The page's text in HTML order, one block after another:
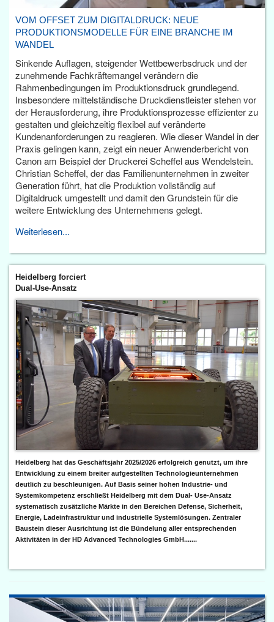
VOM OFFSET ZUM DIGITALDRUCK: NEUE
PRODUKTIONSMODELLE FÜR EINE BRANCHE IM
WANDEL
Sinkende Auflagen, steigender Wettbewerbsdruck und der
zunehmende Fachkräftemangel verändern die
Rahmenbedingungen im Produktionsdruck grundlegend.
Insbesondere mittelständische Druckdienstleister stehen vor
der Herausforderung, ihre Produktionsprozesse effizienter zu
gestalten und gleichzeitig flexibel auf veränderte
Kundenanforderungen zu reagieren. Wie dieser Wandel in der
Praxis gelingen kann, zeigt ein neuer Anwenderbericht von
Canon am Beispiel der Druckerei Scheffel aus Wendelstein.
Christian Scheffel, der das Familienunternehmen in zweiter
Generation führt, hat die Produktion vollständig auf
Digitaldruck umgestellt und damit den Grundstein für die
weitere Entwicklung des Unternehmens gelegt.
Weiterlesen...
Heidelberg forciert
Dual-Use-Ansatz
Heidelberg hat das Geschäftsjahr 2025/2026 erfolgreich genutzt, um ihre
Entwicklung zu einem breiter aufgestellten Technologieunternehmen
deutlich zu beschleunigen. Auf Basis seiner hohen Industrie- und
Systemkompetenz erschließt Heidelberg mit dem Dual- Use-Ansatz
systematisch zusätzliche Märkte in den Bereichen Defense, Sicherheit,
Energie, Ladeinfrastruktur und industrielle Systemlösungen. Zentraler
Baustein dieser Ausrichtung ist die Bündelung aller entsprechenden
Aktivitäten in der HD Advanced Technologies GmbH.......